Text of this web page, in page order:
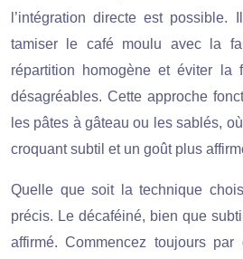
l’intégration directe est possible.
tamiser le café moulu avec la
répartition homogène et éviter la
désagréables. Cette approche
les pâtes à gâteau ou les sablés,
croquant subtil et un goût plus
Quelle que soit la technique
précis. Le décaféiné, bien que
affirmé. Commencez toujours